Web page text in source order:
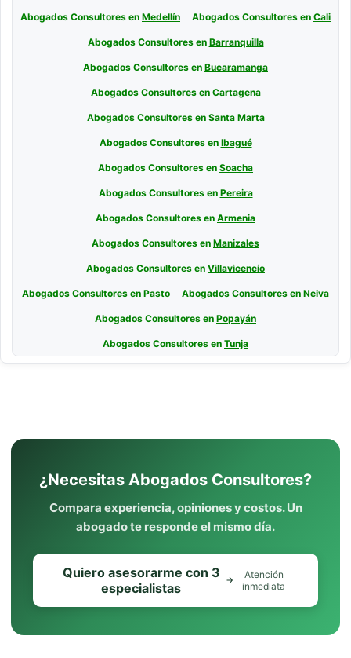
Abogados Consultores en Medellín Abogados Consultores en Cali
Abogados Consultores en Barranquilla
Abogados Consultores en Bucaramanga
Abogados Consultores en Cartagena
Abogados Consultores en Santa Marta
Abogados Consultores en Ibagué
Abogados Consultores en Soacha
Abogados Consultores en Pereira
Abogados Consultores en Armenia
Abogados Consultores en Manizales
Abogados Consultores en Villavicencio
Abogados Consultores en Pasto Abogados Consultores en Neiva
Abogados Consultores en Popayán
Abogados Consultores en Tunja
¿Necesitas Abogados Consultores?
Compara experiencia, opiniones y costos. Un
abogado te responde el mismo día.
Quiero asesorarme con 3
especialistas
Atención
inmediata